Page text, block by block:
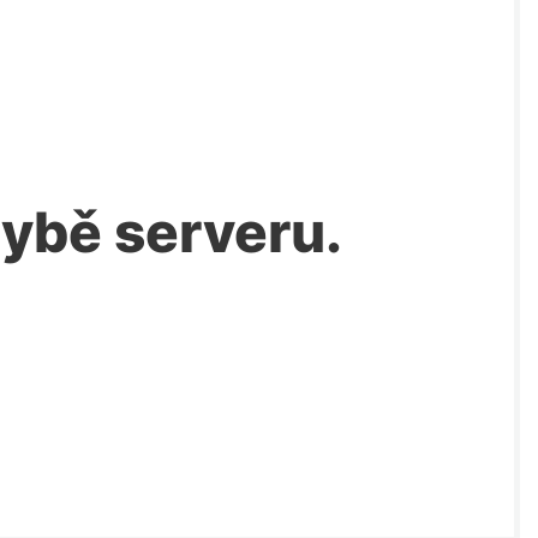
serveru.